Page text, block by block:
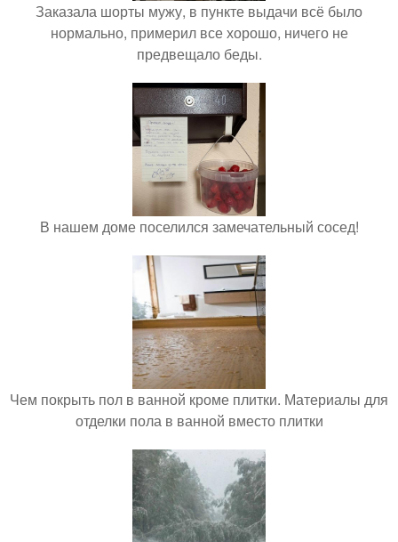
Заказала шорты мужу, в пункте выдачи всё было
нормально, примерил все хорошо, ничего не
предвещало беды.
В нашем доме поселился замечательный сосед!
Чем покрыть пол в ванной кроме плитки. Материалы для
отделки пола в ванной вместо плитки